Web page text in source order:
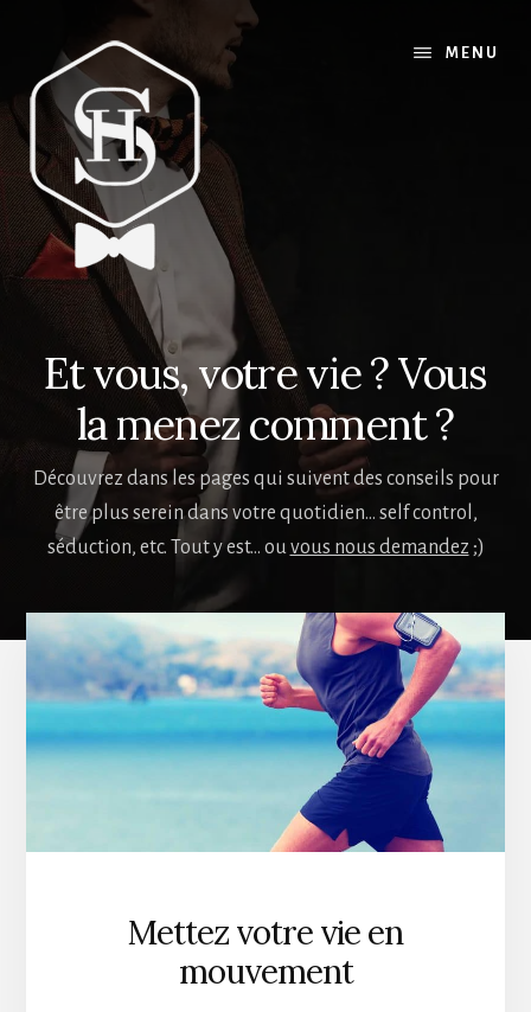
content
MENU
Et vous, votre vie ? Vous
la menez comment ?
Découvrez dans les pages qui suivent des conseils pour
être plus serein dans votre quotidien... self control,
séduction, etc. Tout y est... ouvous nous demandez ;)
Mettez votre vie en
mouvement